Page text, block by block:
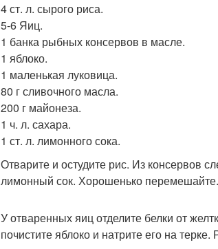
4 ст. л. сырого риса.
5-6 Яиц.
1 банка рыбных консервов в масле.
1 яблоко.
1 маленькая луковица.
80 г сливочного масла.
200 г майонеза.
1 ч. л. сахара.
1 ст. л. лимонного сока.
Отварите и остудите рис. Из консервов
лимонный сок. Хорошенько перемешайте.
У отваренных яиц отделите белки от
почистите яблоко и натрите его на